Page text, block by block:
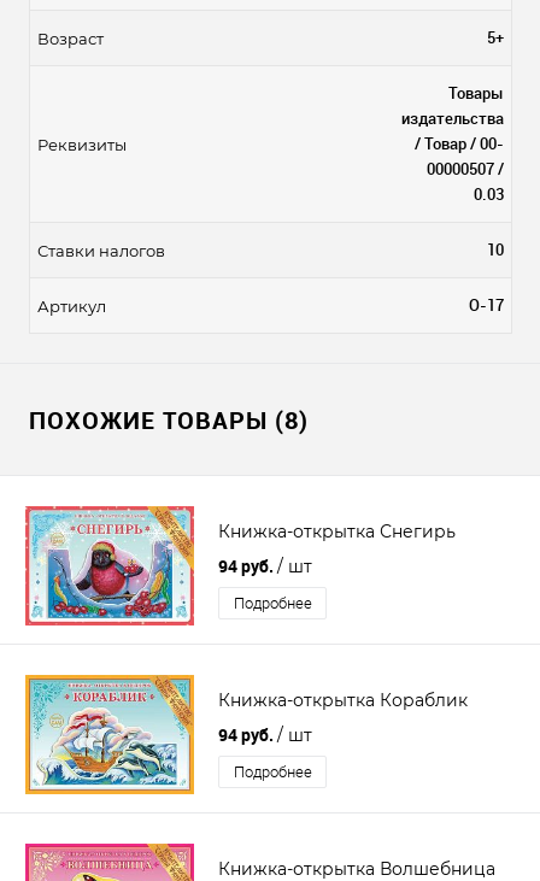
Возраст 5+
Реквизиты
Товары
издательства
/ Товар / 00-
00000507 /
0.03
Ставки налогов 10
Артикул О-17
ПОХОЖИЕ ТОВАРЫ (8)
Книжка-открытка Снегирь
94 руб. / шт
Подробнее
Книжка-открытка Кораблик
94 руб. / шт
Подробнее
Книжка-открытка Волшебница